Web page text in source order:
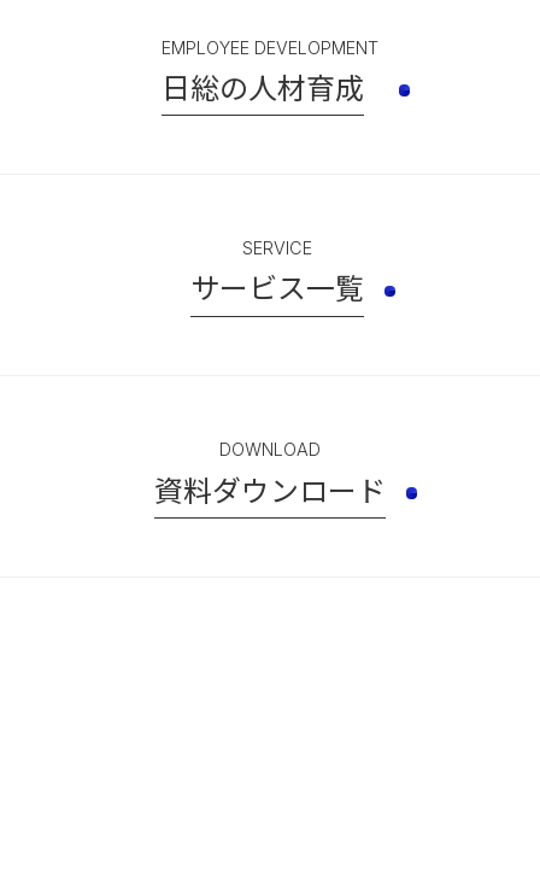
EMPLOYEE DEVELOPMENT
日総の人材育成
SERVICE
サービス一覧
DOWNLOAD
資料ダウンロード